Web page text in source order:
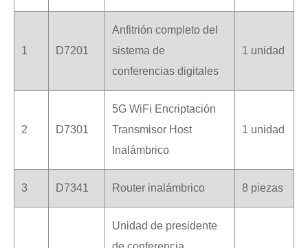
1 D7201
Anfitrión completo del
sistema de
conferencias digitales
1 unidad
2 D7301
5G WiFi Encriptación
Transmisor Host
Inalámbrico
1 unidad
3 D7341 Router inalámbrico 8 piezas
Unidad de presidente